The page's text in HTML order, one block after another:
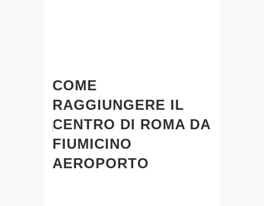
COME
RAGGIUNGERE IL
CENTRO DI ROMA DA
FIUMICINO
AEROPORTO